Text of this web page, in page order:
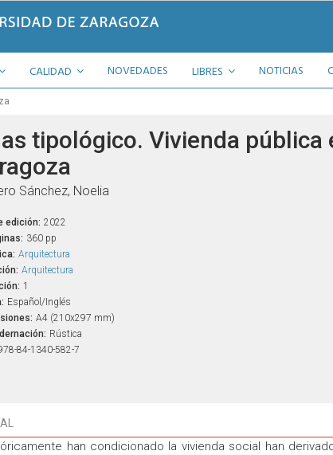
CALIDAD NOVEDADES LIBRES NOTICIAS
tipológico. Vivienda pública
Sánchez, Noelia
edición: 2022
360 pp
Arquitectura
Arquitectura
1
Español/Inglés
A4 (210x297 mm)
Rústica
84-1340-582-7
han condicionado la vivienda social han